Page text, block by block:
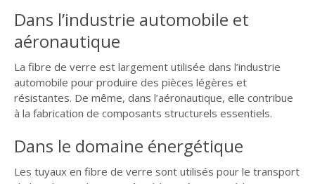
Dans l’industrie automobile et
aéronautique
La fibre de verre est largement utilisée dans l’industrie
automobile pour produire des pièces légères et
résistantes. De même, dans l’aéronautique, elle contribue
à la fabrication de composants structurels essentiels.
Dans le domaine énergétique
Les tuyaux en fibre de verre sont utilisés pour le transport